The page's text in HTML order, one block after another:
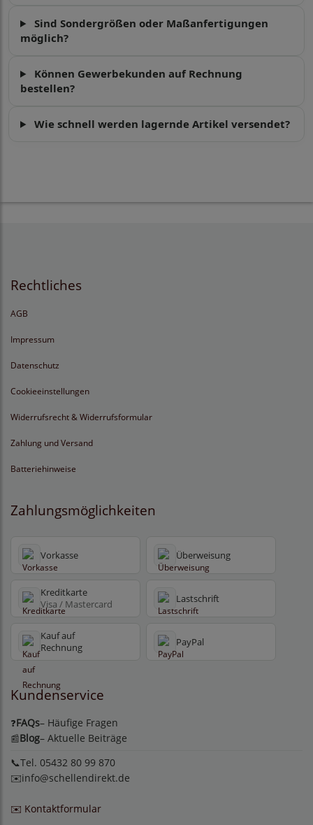
Sind Sondergrößen oder Maßanfertigungen
möglich?
Können Gewerbekunden auf Rechnung
bestellen?
Wie schnell werden lagernde Artikel versendet?
Rechtliches
AGB
Impressum
Datenschutz
Cookieeinstellungen
Widerrufsrecht & Widerrufsformular
Zahlung und Versand
Batteriehinweise
Zahlungsmöglichkeiten
Vorkasse Überweisung
Kreditkarte
Visa / Mastercard Lastschrift
Kauf auf
Rechnung
PayPal
Kundenservice
❓FAQs– Häufige Fragen
📰Blog– Aktuelle Beiträge
📞Tel. 05432 80 99 870
✉️info@schellendirekt.de
✉️ Kontaktformular